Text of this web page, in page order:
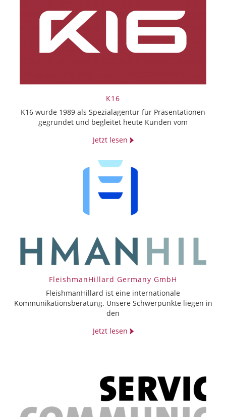
K16
K16 wurde 1989 als Spezialagentur für Präsentationen
gegründet und begleitet heute Kunden vom
Jetzt lesen
FleishmanHillard Germany GmbH
FleishmanHillard ist eine internationale
Kommunikationsberatung. Unsere Schwerpunkte liegen in
den
Jetzt lesen